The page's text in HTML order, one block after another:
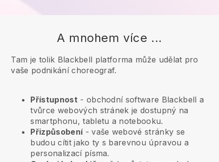
A mnohem více ...
Tam je tolik Blackbell platforma může udělat pro
vaše podnikání choreograf.
Přístupnost - obchodní software Blackbell a
tvůrce webových stránek je dostupný na
smartphonu, tabletu a notebooku.
Přizpůsobení- vaše webové stránky se
budou cítit jako ty s barevnou úpravou a
personalizací písma.